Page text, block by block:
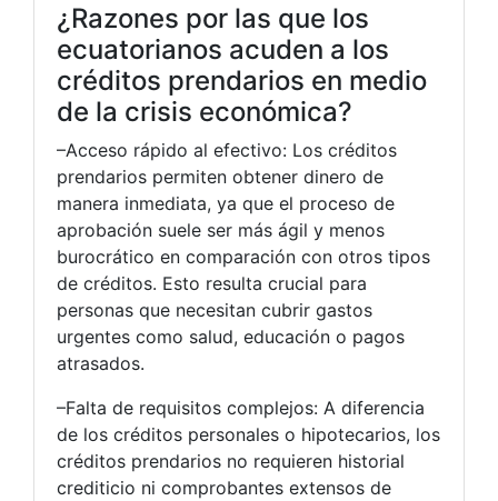
¿Razones por las que los
ecuatorianos acuden a los
créditos prendarios en medio
de la crisis económica?
–Acceso rápido al efectivo: Los créditos
prendarios permiten obtener dinero de
manera inmediata, ya que el proceso de
aprobación suele ser más ágil y menos
burocrático en comparación con otros tipos
de créditos. Esto resulta crucial para
personas que necesitan cubrir gastos
urgentes como salud, educación o pagos
atrasados.
–Falta de requisitos complejos: A diferencia
de los créditos personales o hipotecarios, los
créditos prendarios no requieren historial
crediticio ni comprobantes extensos de